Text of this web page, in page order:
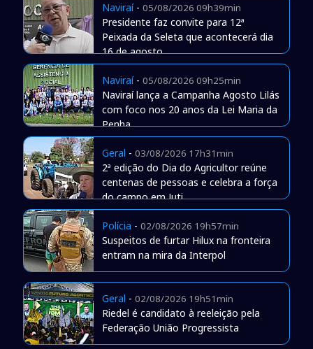
Naviraí- 05/08/2026 09h39min
Presidente faz convite para 12ª
Peixada da Seleta que acontecerá dia
16 de agosto
Naviraí- 05/08/2026 09h25min
Naviraí lança a Campanha Agosto Lilás
com foco nos 20 anos da Lei Maria da
Penha
Geral - 03/08/2026 17h31min
2ª edição do Dia do Agricultor reúne
centenas de pessoas e celebra a força
do campo em Juti
Polícia - 02/08/2026 19h57min
Suspeitos de furtar Hilux na fronteira
entram na mira da Interpol
Geral - 02/08/2026 19h51min
Riedel é candidato à reeleição pela
Federação União Progressista